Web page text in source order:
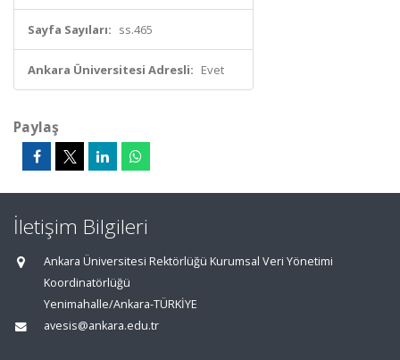
Sayfa Sayıları: ss.465
Ankara Üniversitesi Adresli: Evet
Paylaş
İletişim Bilgileri
Ankara Üniversitesi Rektörlüğü Kurumsal Veri Yönetimi
Koordinatörlüğü
Yenimahalle/Ankara-TÜRKİYE
avesis@ankara.edu.tr